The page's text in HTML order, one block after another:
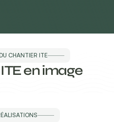
CHANTIER ITE
en image